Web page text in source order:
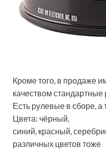
Кроме того, в продаже
качеством
Есть рулевые в сборе, а
Цвета: чёрный,
синий, красный,
различных цветов тоже